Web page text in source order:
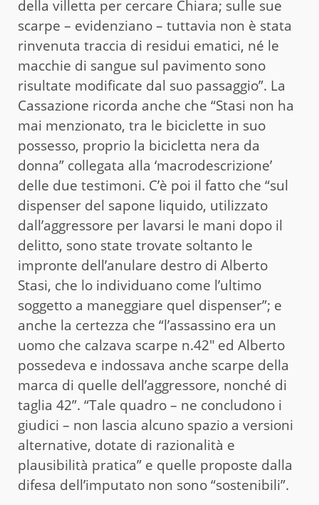
della villetta per cercare Chiara; sulle sue
scarpe – evidenziano – tuttavia non è stata
rinvenuta traccia di residui ematici, né le
macchie di sangue sul pavimento sono
risultate modificate dal suo passaggio”. La
Cassazione ricorda anche che “Stasi non ha
mai menzionato, tra le biciclette in suo
possesso, proprio la bicicletta nera da
donna” collegata alla ‘macrodescrizione’
delle due testimoni. C’è poi il fatto che “sul
dispenser del sapone liquido, utilizzato
dall’aggressore per lavarsi le mani dopo il
delitto, sono state trovate soltanto le
impronte dell’anulare destro di Alberto
Stasi, che lo individuano come l’ultimo
soggetto a maneggiare quel dispenser”; e
anche la certezza che “l’assassino era un
uomo che calzava scarpe n.42″ ed Alberto
possedeva e indossava anche scarpe della
marca di quelle dell’aggressore, nonché di
taglia 42”. “Tale quadro – ne concludono i
giudici – non lascia alcuno spazio a versioni
alternative, dotate di razionalità e
plausibilità pratica” e quelle proposte dalla
difesa dell’imputato non sono “sostenibili”.